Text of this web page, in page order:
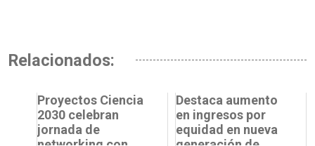
Relacionados:
Proyectos Ciencia
2030 celebran
jornada de
Destaca aumento
en ingresos por
equidad en nueva